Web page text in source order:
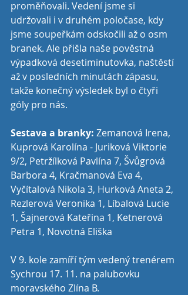
proměňovali. Vedení jsme si
udržovali i v druhém poločase, kdy
jsme soupeřkám odskočili až o osm
branek. Ale přišla naše pověstná
výpadková desetiminutovka, naštěstí
až v posledních minutách zápasu,
takže konečný výsledek byl o čtyři
góly pro nás.
Sestava a branky: Zemanová Irena,
Kuprová Karolína - Juriková Viktorie
9/2, Petržílková Pavlína 7, Švůgrová
Barbora 4, Kračmanová Eva 4,
Vyčítalová Nikola 3, Hurková Aneta 2,
Rezlerová Veronika 1, Líbalová Lucie
1, Šajnerová Kateřina 1, Ketnerová
Petra 1, Novotná Eliška
V 9. kole zamíří tým vedený trenérem
Sychrou 17. 11. na palubovku
moravského Zlína B.